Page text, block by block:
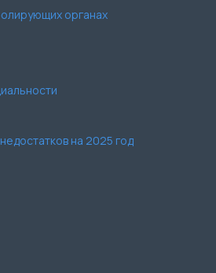
органах
на 2025 год